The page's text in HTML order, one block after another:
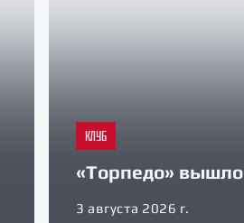
КЛУБ
«Торпедо» вышло
3 августа 2026 г.